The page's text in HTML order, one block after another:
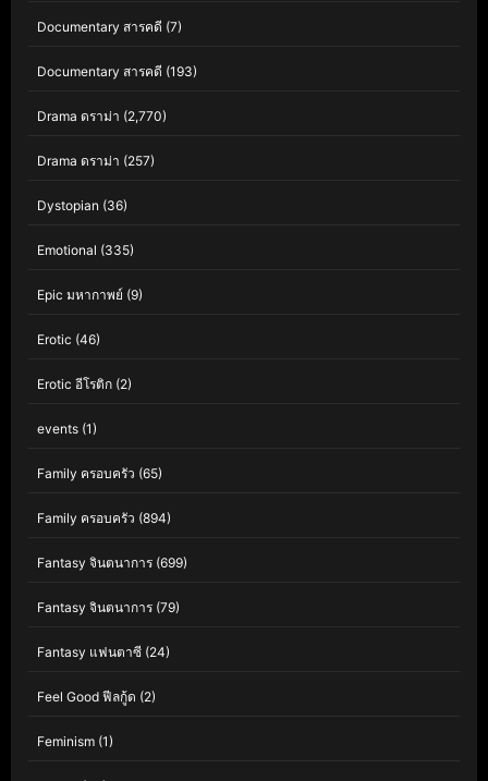
Documentary สารคดี (7)
Documentary สารคดี (193)
Drama ดราม่า (2,770)
Drama ดราม่า (257)
Dystopian (36)
Emotional (335)
Epic มหากาพย์ (9)
Erotic (46)
Erotic อีโรติก (2)
events (1)
Family ครอบครัว (65)
Family ครอบครัว (894)
Fantasy จินตนาการ (699)
Fantasy จินตนาการ (79)
Fantasy แฟนตาซี (24)
Feel Good ฟีลกู้ด (2)
Feminism (1)